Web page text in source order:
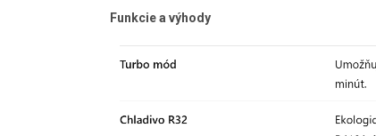
Funkcie a výhody